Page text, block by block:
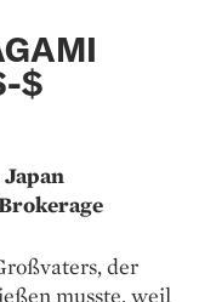
$
der
musste, weil